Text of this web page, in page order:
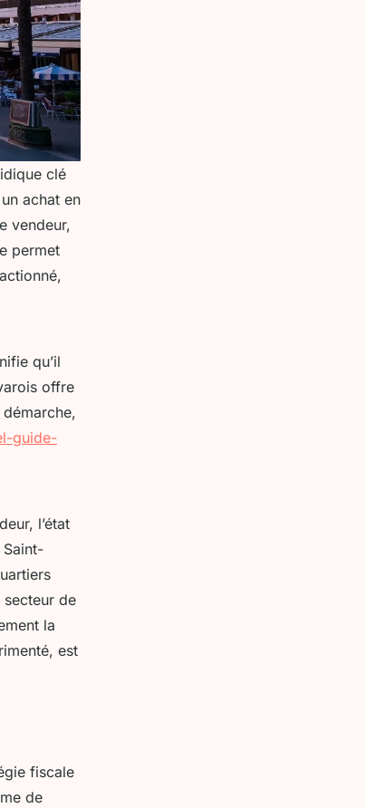
clé
achat en
vendeur,
permet
qu’il
offre
guide-
l’état
de
la
est
fiscale
de